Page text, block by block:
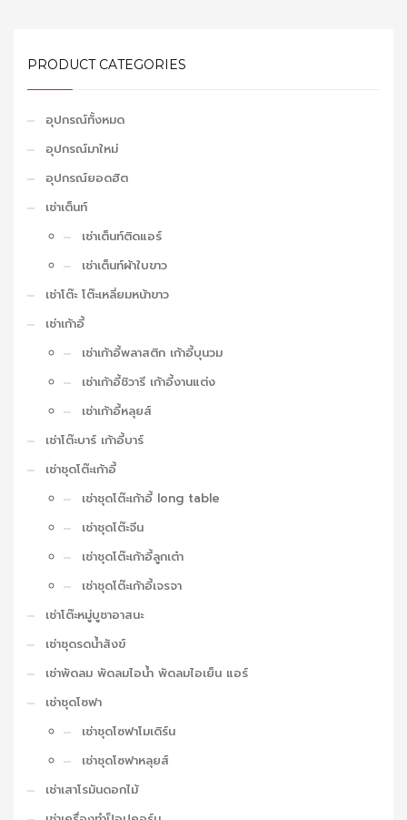
PRODUCT CATEGORIES
อุปกรณ์ทั้งหมด
อุปกรณ์มาใหม่
อุปกรณ์ยอดฮิต
เช่าเต็นท์
เช่าเต็นท์ติดแอร์
เช่าเต็นท์ผ้าใบขาว
เช่าโต๊ะ โต๊ะเหลี่ยมหน้าขาว
เช่าเก้าอี้
เช่าเก้าอี้พลาสติก เก้าอี้บุนวม
เช่าเก้าอี้ชิวารี เก้าอี้งานแต่ง
เช่าเก้าอี้หลุยส์
เช่าโต๊ะบาร์ เก้าอี้บาร์
เช่าชุดโต๊ะเก้าอี้
เช่าชุดโต๊ะเก้าอี้ long table
เช่าชุดโต๊ะจีน
เช่าชุดโต๊ะเก้าอี้ลูกเต๋า
เช่าชุดโต๊ะเก้าอี้เจรจา
เช่าโต๊ะหมู่บูชาอาสนะ
เช่าชุดรดน้ำสังข์
เช่าพัดลม พัดลมไอน้ำ พัดลมไอเย็น แอร์
เช่าชุดโซฟา
เช่าชุดโซฟาโมเดิร์น
เช่าชุดโซฟาหลุยส์
เช่าเสาโรมันดอกไม้